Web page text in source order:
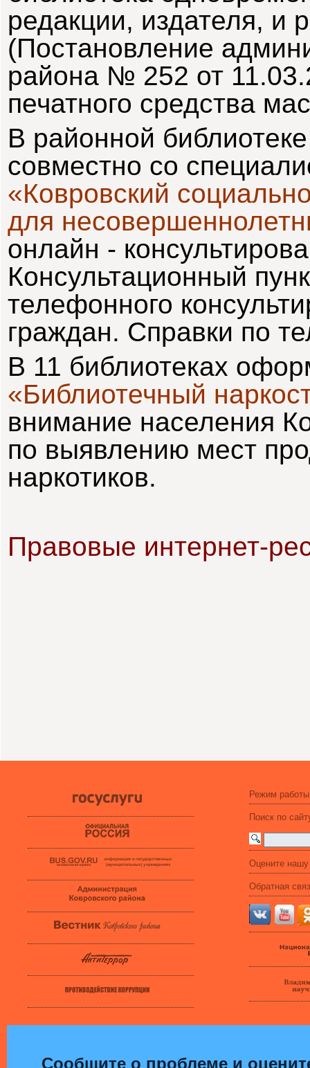
редакции, издателя, и
(Постановление
района № 252 от
печатного средства
В районной
совместно со
«Ковровский
для
онлайн -
Консультационный
телефонного
граждан. Справки по
В 11 библиотеках
«Библиотечный
внимание населения
по выявлению мест
наркотиков.
Правовые интернет-
Режим работы
Поиск по
Оцените нашу
Обратная
Сообщите о проблеме и